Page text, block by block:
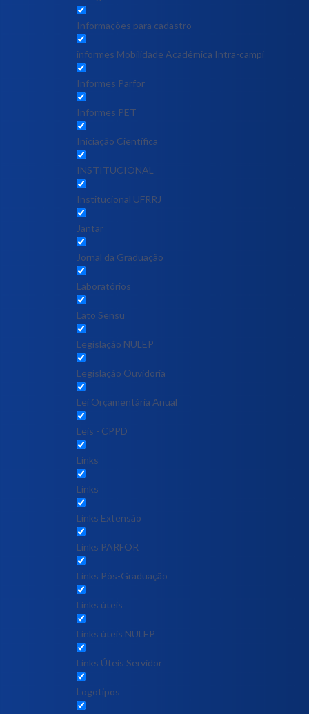
Informações para cadastro
informes Mobilidade Acadêmica Intra-campi
Informes Parfor
Informes PET
Iniciação Científica
INSTITUCIONAL
Institucional UFRRJ
Jantar
Jornal da Graduação
Laboratórios
Lato Sensu
Legislação NULEP
Legislação Ouvidoria
Lei Orçamentária Anual
Leis - CPPD
Links
Links
Links Extensão
Links PARFOR
Links Pós-Graduação
Links úteis
Links úteis NULEP
Links Úteis Servidor
Logotipos